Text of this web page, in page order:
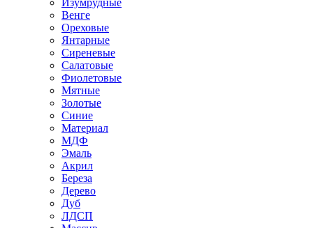
Изумрудные
Венге
Ореховые
Янтарные
Сиреневые
Салатовые
Фиолетовые
Мятные
Золотые
Синие
Материал
МДФ
Эмаль
Акрил
Береза
Дерево
Дуб
ЛДСП